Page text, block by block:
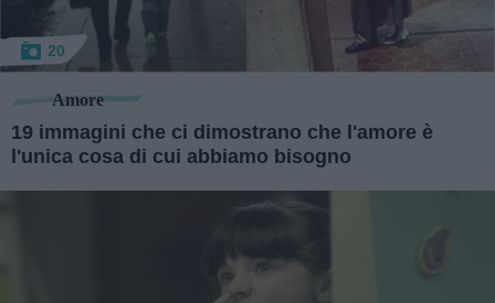
20
Amore
19 immagini che ci dimostrano che l'amore è
l'unica cosa di cui abbiamo bisogno